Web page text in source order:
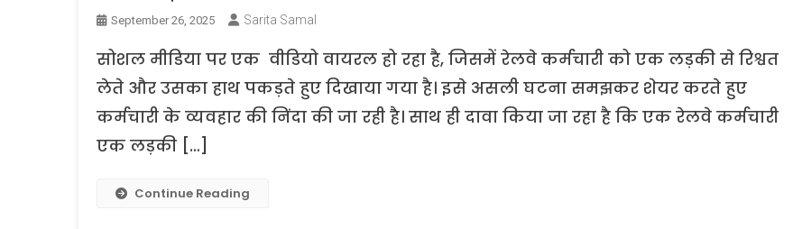
September 26, 2025 Sarita Samal
सोशल मीडिया पर एक वीडियो वायरल हो रहा है, जिसमें रेलवे कर्मचारी को एक लड़की से रिश्वत
लेते और उसका हाथ पकड़ते हुए दिखाया गया है। इसे असली घटना समझकर शेयर करते हुए
कर्मचारी के व्यवहार की निंदा की जा रही है। साथ ही दावा किया जा रहा है कि एक रेलवे कर्मचारी
एक लड़की […]
Continue Reading